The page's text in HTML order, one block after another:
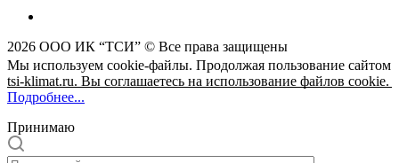
2026 ООО ИК “ТСИ” © Все права защищены
Мы используем cookie-файлы. Продолжая пользование сайтом
tsi-klimat.ru. Вы соглашаетесь на использование файлов cookie.
Подробнее...
Принимаю